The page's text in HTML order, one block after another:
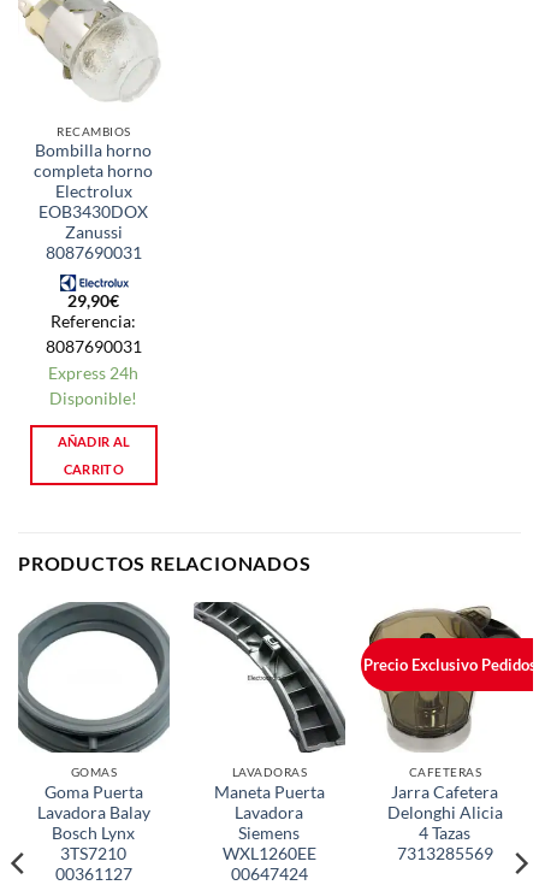
RECAMBIOS
Bombilla horno
completa horno
Electrolux
EOB3430DOX
Zanussi
8087690031
29,90€
Referencia:
8087690031
Express 24h
Disponible!
AÑADIR AL
CARRITO
PRODUCTOS RELACIONADOS
GOMAS
Goma Puerta
Lavadora Balay
Bosch Lynx
3TS7210
00361127
LAVADORAS
Maneta Puerta
Lavadora
Siemens
WXL1260EE
00647424
Precio Exclusivo
CAFETERAS
Jarra Cafetera
Delonghi Alicia
4 Tazas
7313285569